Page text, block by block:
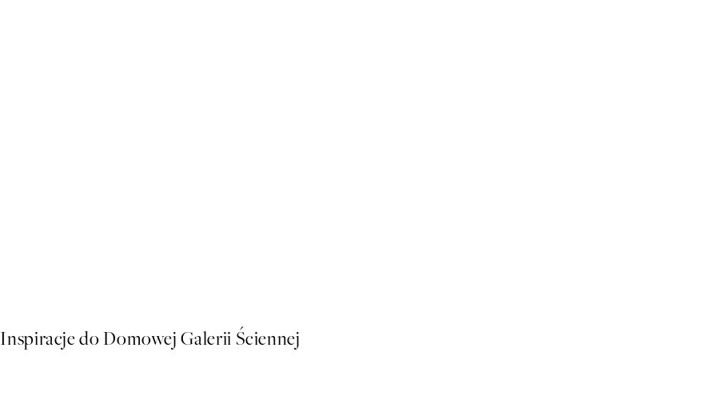
Inspiracje do Domowej Galerii Ściennej